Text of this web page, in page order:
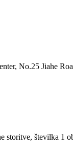
No.25 Jiahe
storitve, številka 1